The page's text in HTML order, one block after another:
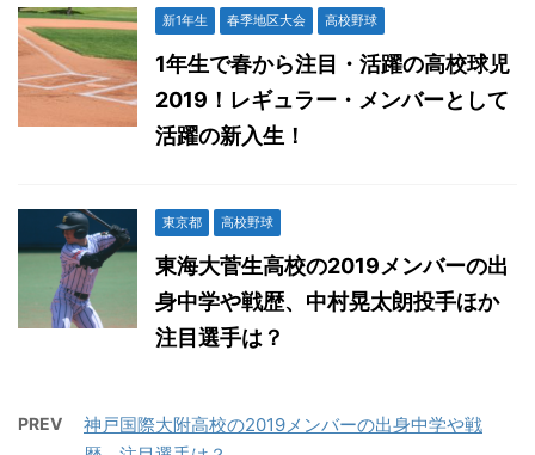
新1年生 春季地区大会 高校野球
1年生で春から注目・活躍の高校球児
2019！レギュラー・メンバーとして
活躍の新入生！
東京都 高校野球
東海大菅生高校の2019メンバーの出
身中学や戦歴、中村晃太朗投手ほか
注目選手は？
PREV
神戸国際大附高校の2019メンバーの出身中学や戦